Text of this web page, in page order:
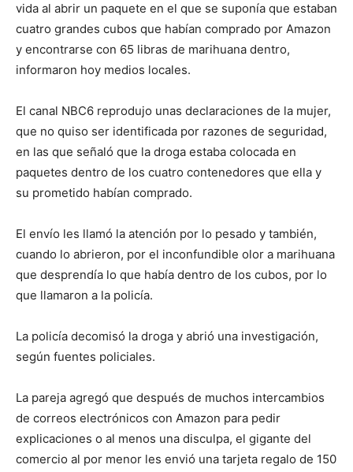
vida al abrir un paquete en el que se suponía que estaban
cuatro grandes cubos que habían comprado por Amazon
y encontrarse con 65 libras de marihuana dentro,
informaron hoy medios locales.
El canal NBC6 reprodujo unas declaraciones de la mujer,
que no quiso ser identificada por razones de seguridad,
en las que señaló que la droga estaba colocada en
paquetes dentro de los cuatro contenedores que ella y
su prometido habían comprado.
El envío les llamó la atención por lo pesado y también,
cuando lo abrieron, por el inconfundible olor a marihuana
que desprendía lo que había dentro de los cubos, por lo
que llamaron a la policía.
La policía decomisó la droga y abrió una investigación,
según fuentes policiales.
La pareja agregó que después de muchos intercambios
de correos electrónicos con Amazon para pedir
explicaciones o al menos una disculpa, el gigante del
comercio al por menor les envió una tarjeta regalo de 150